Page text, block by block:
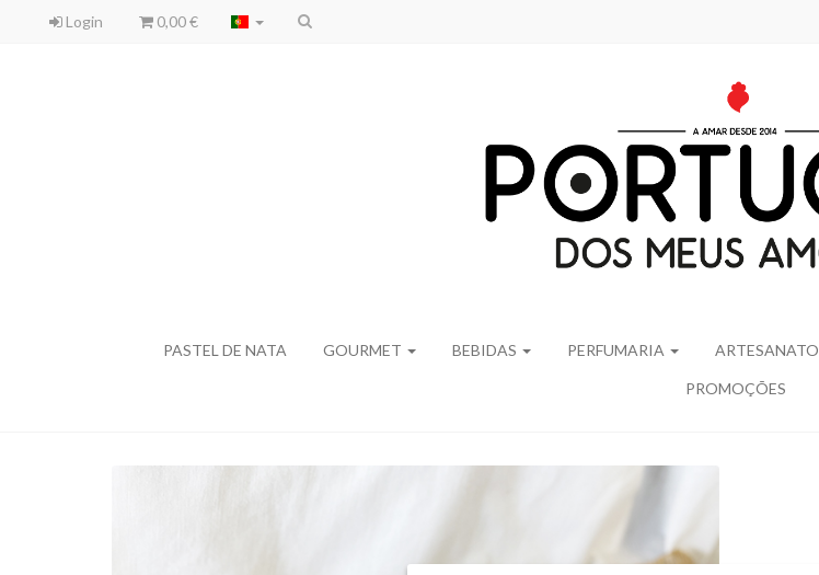
Login 0,00 €
PASTEL DE NATA GOURMET BEBIDAS PERFUMARIA ARTESANATO
PROMOÇÕES